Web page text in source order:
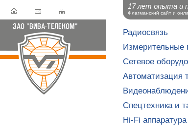
Радиосвязь
Измерительные
Сетевое
Автоматизация
Спецтехника и
Hi-Fi аппаратура
17 лет опыта и
Флагманский сайт и